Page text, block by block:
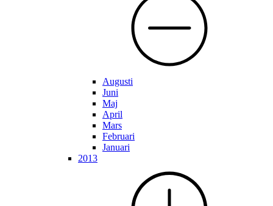
Augusti
Juni
Maj
April
Mars
Februari
Januari
2013